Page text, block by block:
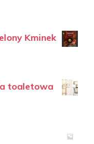
Kminek
toaletowa